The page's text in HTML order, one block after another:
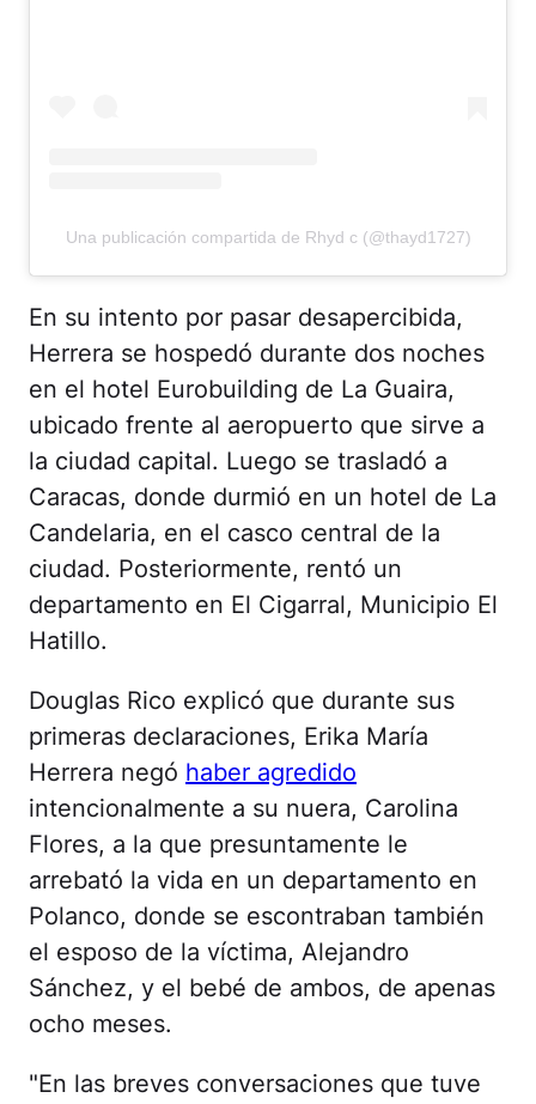
Una publicación compartida de Rhyd c (@thayd1727)
En su intento por pasar desapercibida,
Herrera se hospedó durante dos noches
en el hotel Eurobuilding de La Guaira,
ubicado frente al aeropuerto que sirve a
la ciudad capital. Luego se trasladó a
Caracas, donde durmió en un hotel de La
Candelaria, en el casco central de la
ciudad. Posteriormente, rentó un
departamento en El Cigarral, Municipio El
Hatillo.
Douglas Rico explicó que durante sus
primeras declaraciones, Erika María
Herrera negó haber agredido
intencionalmente a su nuera, Carolina
Flores, a la que presuntamente le
arrebató la vida en un departamento en
Polanco, donde se escontraban también
el esposo de la víctima, Alejandro
Sánchez, y el bebé de ambos, de apenas
ocho meses.
"En las breves conversaciones que tuve